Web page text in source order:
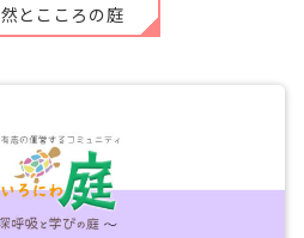
とこころの庭